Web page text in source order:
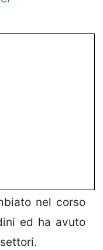
nel corso
ed ha avuto